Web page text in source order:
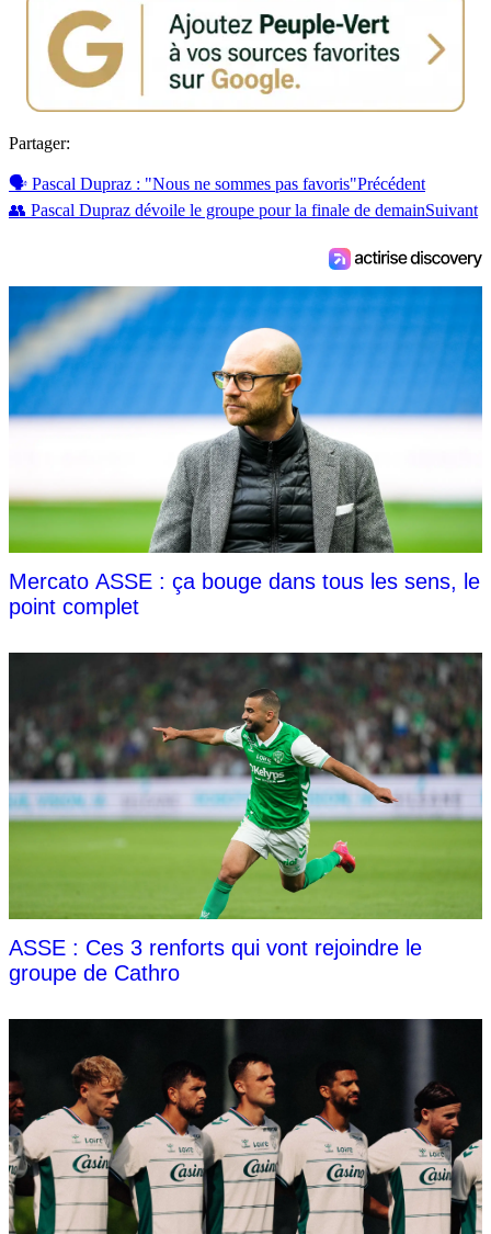
Partager:
🗣 Pascal Dupraz : "Nous ne sommes pas favoris"Précédent
👥 Pascal Dupraz dévoile le groupe pour la finale de demainSuivant
Mercato ASSE : ça bouge dans tous les sens, le
point complet
ASSE : Ces 3 renforts qui vont rejoindre le
groupe de Cathro